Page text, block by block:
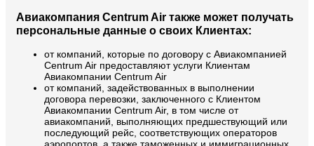
Авиакомпания Centrum Air также может получать
персональные данные о своих Клиентах:
от компаний, которые по договору с Авиакомпанией
Centrum Air предоставляют услуги Клиентам
Авиакомпании Centrum Air
от компаний, задействованных в выполнении
договора перевозки, заключенного с Клиентом
Авиакомпании Centrum Air, в том числе от
авиакомпаний, выполняющих предшествующий или
последующий рейс, соответствующих операторов